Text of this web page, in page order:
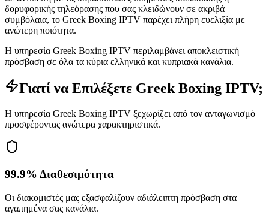
δορυφορικής τηλεόρασης που σας κλειδώνουν σε ακριβά
συμβόλαια, το Greek Boxing IPTV παρέχει πλήρη ευελιξία με
ανώτερη ποιότητα.
Η υπηρεσία Greek Boxing IPTV περιλαμβάνει αποκλειστική
πρόσβαση σε όλα τα κύρια ελληνικά και κυπριακά κανάλια.
Γιατί να Επιλέξετε Greek Boxing IPTV;
Η υπηρεσία Greek Boxing IPTV ξεχωρίζει από τον ανταγωνισμό
προσφέροντας ανώτερα χαρακτηριστικά.
99.9% Διαθεσιμότητα
Οι διακομιστές μας εξασφαλίζουν αδιάλειπτη πρόσβαση στα
αγαπημένα σας κανάλια.